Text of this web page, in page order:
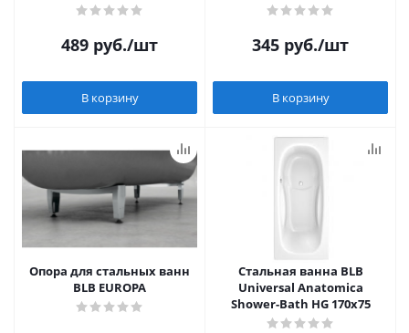
489 руб./шт
В корзину
345 руб./шт
В корзину
Опора для стальных ванн
BLB EUROPA
Стальная ванна BLB
Universal Anatomica
Shower-Bath HG 170x75